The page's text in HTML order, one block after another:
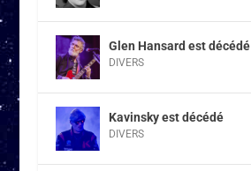
Glen Hansard est décédé
DIVERS
Kavinsky est décédé
DIVERS